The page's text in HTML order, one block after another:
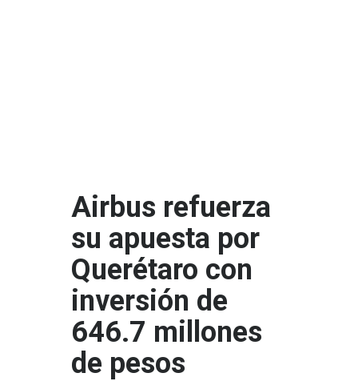
Airbus refuerza
su apuesta por
Querétaro con
inversión de
646.7 millones
de pesos